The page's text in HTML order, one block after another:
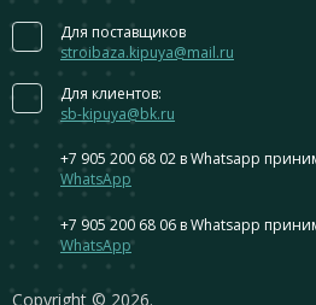
Сopyright © 2026.
Для поставщиков
stroibaza.kipuya@mail.ru
Для клиентов:
sb-kipuya@bk.ru
+7 905 200 68 02 в Whatsapp
WhatsApp
+7 905 200 68 06 в Whatsapp
WhatsApp